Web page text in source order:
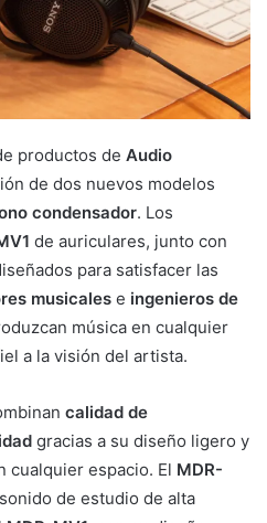
productos de Audio
de dos nuevos modelos
condensador. Los
de auriculares, junto con
para satisfacer las
musicales e ingenieros de
música en cualquier
a la visión del artista.
calidad de
gracias a su diseño ligero y
cualquier espacio. El MDR-
de estudio de alta